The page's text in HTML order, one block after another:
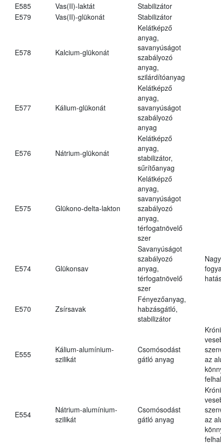
E585 Vas(II)-laktát
Stabilizátor
E579
Vas(II)-glükonát Stabilizátor
E578 Kalcium-glükonát
Kelátképző
anyag,
savanyúságot
szabályozó
anyag,
szilárdítóanyag
E577 Kálium-glükonát
Kelátképző
anyag,
savanyúságot
szabályozó
anyag
E576 Nátrium-glükonát
Kelátképző
anyag,
stabilizátor,
sűrítőanyag
E575 Glükono-delta-lakton
Kelátképző
anyag,
savanyúságot
szabályozó
anyag,
térfogatnövelő
szer
E574 Glükonsav
Savanyúságot
szabályozó
anyag,
térfogatnövelő
szer
E570 Zsírsavak
Fényezőanyag,
habzásgátló,
stabilizátor
E555
Kálium-alumínium-
szilikát
Csomósodást
gátló anyag
az
E554
Nátrium-alumínium-
szilikát
Csomósodást
gátló anyag
az